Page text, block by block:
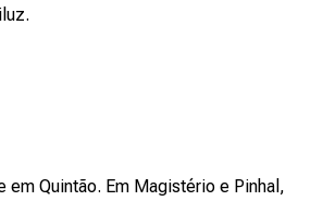
Quintão. Em Magistério e Pinhal,